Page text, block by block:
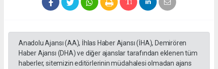
Anadolu Ajansı (AA), İhlas Haber Ajansı (İHA), Demirören
Haber Ajansı (DHA) ve diğer ajanslar tarafından eklenen tüm
haberler, sitemizin editörlerinin müdahalesi olmadan ajans